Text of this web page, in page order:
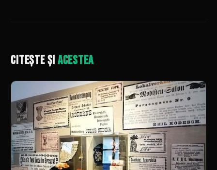
Citește șiacestea